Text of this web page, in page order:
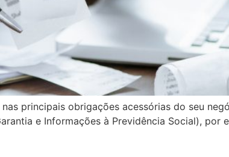
principais obrigações acessórias do seu
e Informações à Previdência Social),